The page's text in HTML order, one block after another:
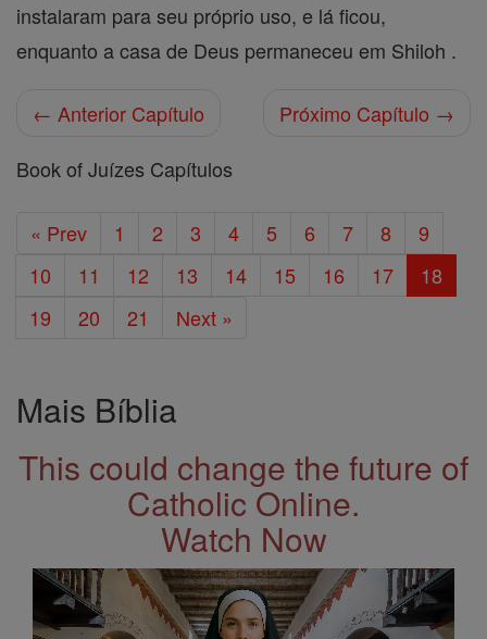
instalaram para seu próprio uso, e lá ficou,
enquanto a casa de Deus permaneceu em Shiloh .
← Anterior Capítulo
Próximo Capítulo →
Book of Juízes Capítulos
« Prev 1 2 3 4 5 6 7 8
9
10
11 12 13 14 15 16 17
18
19
20 21 Next »
Mais Bíblia
This could change the future of
Catholic Online.
Watch Now